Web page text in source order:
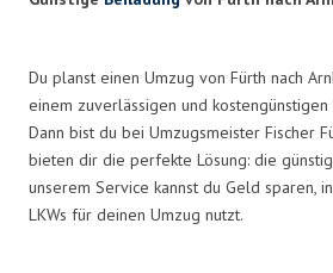
Du planst einen Umzug von Fürth nach
einem zuverlässigen und
Dann bist du bei Umzugsmeister Fischer
bieten dir die perfekte Lösung: die
unserem Service kannst du Geld sparen,
LKWs für deinen Umzug nutzt.